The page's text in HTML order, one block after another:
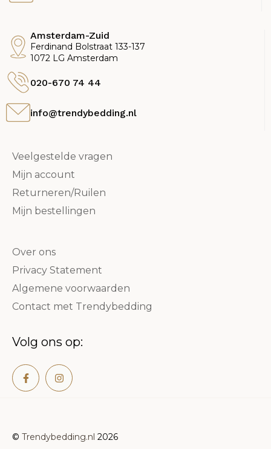
Amsterdam-Zuid
Ferdinand Bolstraat 133-137
1072 LG Amsterdam
020-670 74 44
info@trendybedding.nl
Veelgestelde vragen
Mijn account
Returneren/Ruilen
Mijn bestellingen
Over ons
Privacy Statement
Algemene voorwaarden
Contact met Trendybedding
Volg ons op:
© Trendybedding.nl 2026